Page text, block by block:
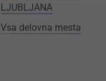
LJUBLJANA
Vsa delovna mesta